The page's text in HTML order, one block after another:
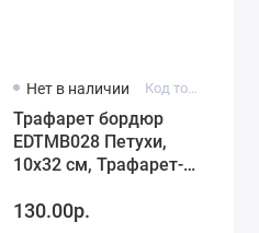
Нет в наличии Код товара: EDTMB028
Трафарет бордюр
EDTMB028 Петухи,
10х32 см, Трафарет-
130.00р.